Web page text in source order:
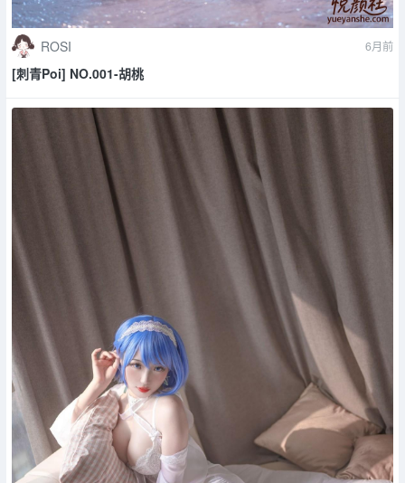
ROSI 6月前
[刺青Poi] NO.001-胡桃